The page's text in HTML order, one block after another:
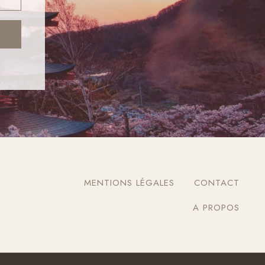
MENTIONS LÉGALES
CONTACT
A PROPOS